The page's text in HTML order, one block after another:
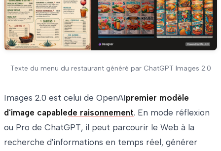
Texte du menu du restaurant généré par ChatGPT Images 2.0
Images 2.0 est celui de OpenAIpremier modèle
d'image capablede raisonnement. En mode réflexion
ou Pro de ChatGPT, il peut parcourir le Web à la
recherche d'informations en temps réel, générer